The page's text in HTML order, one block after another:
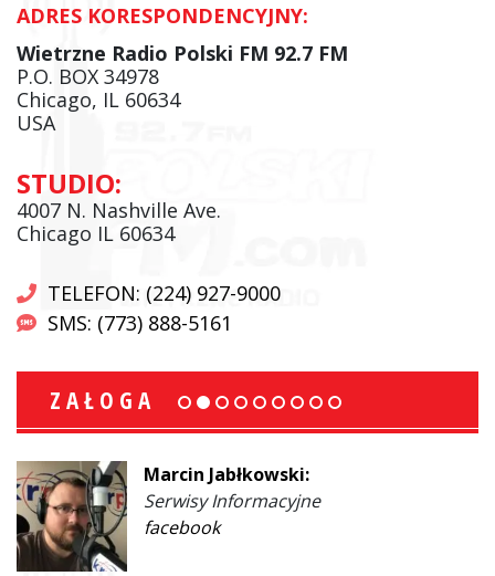
ADRES KORESPONDENCYJNY:
Wietrzne Radio Polski FM 92.7 FM
P.O. BOX 34978
Chicago, IL 60634
USA
STUDIO:
4007 N. Nashville Ave.
Chicago IL 60634
TELEFON: (224) 927-9000
SMS: (773) 888-5161
ZAŁOGA
Marcin Jabłkowski:
Serwisy Informacyjne
facebook